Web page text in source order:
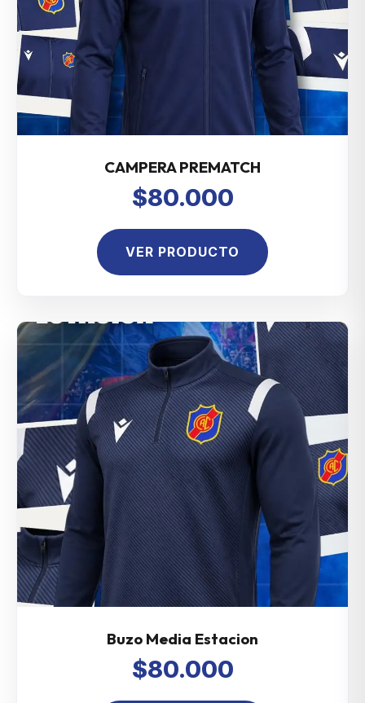
CAMPERA PREMATCH
$80.000
VER PRODUCTO
Buzo Media Estacion
$80.000